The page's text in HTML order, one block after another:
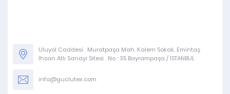
Uluyol Caddesi . Muratpaşa Mah. Kalem Sokak. Emintaş
İhsan Atlı Sanayi Sitesi . No : 35 Bayrampaşa / İSTANBUL
info@guclutex.com